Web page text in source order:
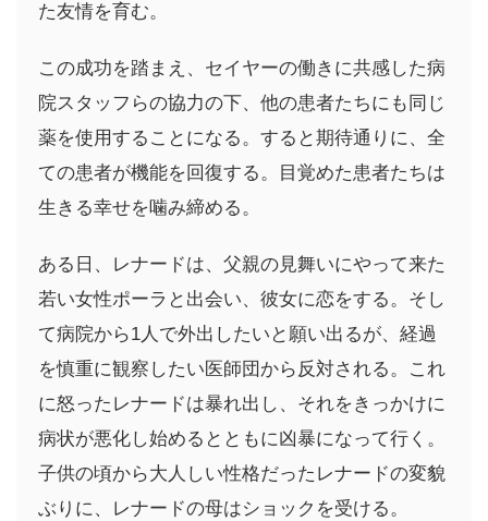
た友情を育む。
この成功を踏まえ、セイヤーの働きに共感した病
院スタッフらの協力の下、他の患者たちにも同じ
薬を使用することになる。すると期待通りに、全
ての患者が機能を回復する。目覚めた患者たちは
生きる幸せを噛み締める。
ある日、レナードは、父親の見舞いにやって来た
若い女性ポーラと出会い、彼女に恋をする。そし
て病院から1人で外出したいと願い出るが、経過
を慎重に観察したい医師団から反対される。これ
に怒ったレナードは暴れ出し、それをきっかけに
病状が悪化し始めるとともに凶暴になって行く。
子供の頃から大人しい性格だったレナードの変貌
ぶりに、レナードの母はショックを受ける。